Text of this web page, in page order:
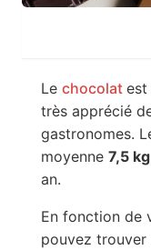
Le chocolat est
très apprécié
gastronomes.
moyenne 7,5 kg
an.
En fonction de
pouvez trouver